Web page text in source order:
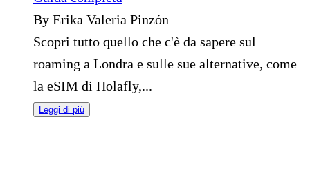
By Erika Valeria Pinzón
Scopri tutto quello che c'è da sapere sul
roaming a Londra e sulle sue alternative, come
la eSIM di Holafly,...
Leggi di più